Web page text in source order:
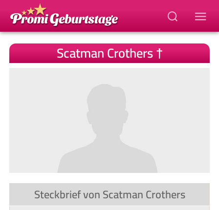
Scatman Crothers †
Steckbrief von Scatman Crothers